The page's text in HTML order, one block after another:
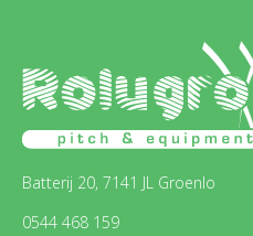
Batterij 20, 7141 JL Groenlo
0544 468 159